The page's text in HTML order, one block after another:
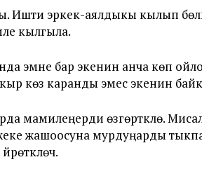
Ишти эркек-аялдыкы кылып
кылгыла.
эмне бар экенин анча көп
көз каранды эмес экенин
мамилеңерди өзгөрткүлө.
жашоосуна мурдуңарды